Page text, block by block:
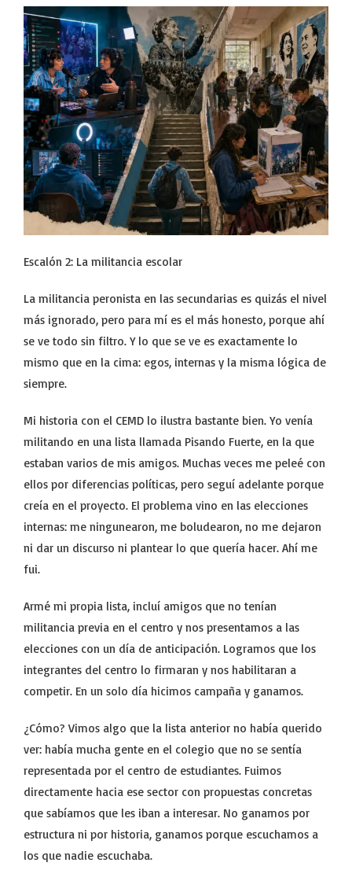
Escalón 2: La militancia escolar
La militancia peronista en las secundarias es quizás el nivel
más ignorado, pero para mí es el más honesto, porque ahí
se ve todo sin filtro. Y lo que se ve es exactamente lo
mismo que en la cima: egos, internas y la misma lógica de
siempre.
Mi historia con el CEMD lo ilustra bastante bien. Yo venía
militando en una lista llamada Pisando Fuerte, en la que
estaban varios de mis amigos. Muchas veces me peleé con
ellos por diferencias políticas, pero seguí adelante porque
creía en el proyecto. El problema vino en las elecciones
internas: me ningunearon, me boludearon, no me dejaron
ni dar un discurso ni plantear lo que quería hacer. Ahí me
fui.
Armé mi propia lista, incluí amigos que no tenían
militancia previa en el centro y nos presentamos a las
elecciones con un día de anticipación. Logramos que los
integrantes del centro lo firmaran y nos habilitaran a
competir. En un solo día hicimos campaña y ganamos.
¿Cómo? Vimos algo que la lista anterior no había querido
ver: había mucha gente en el colegio que no se sentía
representada por el centro de estudiantes. Fuimos
directamente hacia ese sector con propuestas concretas
que sabíamos que les iban a interesar. No ganamos por
estructura ni por historia, ganamos porque escuchamos a
los que nadie escuchaba.